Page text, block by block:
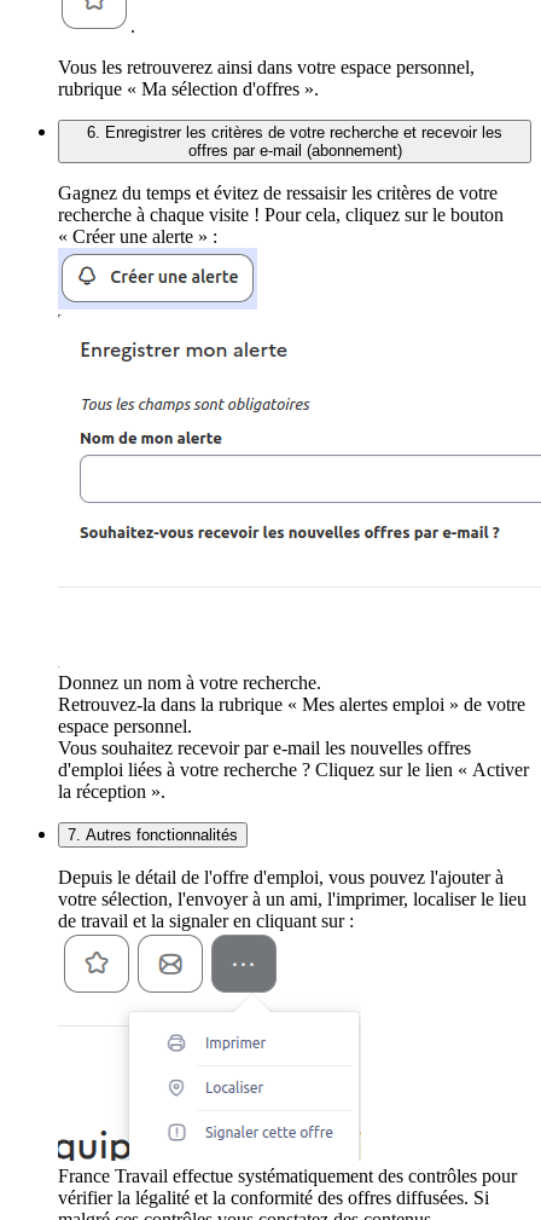
.
Vous les retrouverez ainsi dans votre espace personnel,
rubrique « Ma sélection d'offres ».
6. Enregistrer les critères de votre recherche et recevoir les
offres par e-mail (abonnement)
Gagnez du temps et évitez de ressaisir les critères de votre
recherche à chaque visite ! Pour cela, cliquez sur le bouton
« Créer une alerte » :
Donnez un nom à votre recherche.
Retrouvez-la dans la rubrique « Mes alertes emploi » de votre
espace personnel.
Vous souhaitez recevoir par e-mail les nouvelles offres
d'emploi liées à votre recherche ? Cliquez sur le lien « Activer
la réception ».
7. Autres fonctionnalités
Depuis le détail de l'offre d'emploi, vous pouvez l'ajouter à
votre sélection, l'envoyer à un ami, l'imprimer, localiser le lieu
de travail et la signaler en cliquant sur :
France Travail effectue systématiquement des contrôles pour
vérifier la légalité et la conformité des offres diffusées. Si